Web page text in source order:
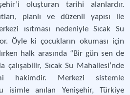
oluşturan tarihi alanlardır.
planlı ve düzenli yapısı ile
ısıtması nedeniyle Sıcak Su
Öyle ki çocukların okuması için
halk arasında “Bir gün sen de
çalışabilir, Sıcak Su Mahallesi’nde
hakimdir. Merkezi sistemle
isimle anılan Yenişehir, Türkiye